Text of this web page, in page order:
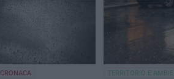
CRONACA TERRITORIO E